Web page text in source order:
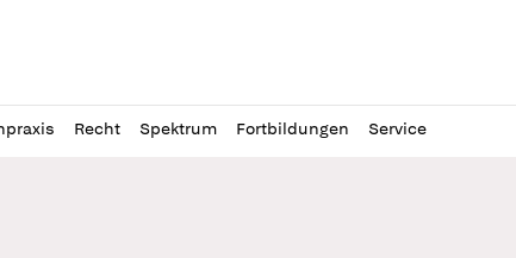
Recht Spektrum Fortbildungen Service